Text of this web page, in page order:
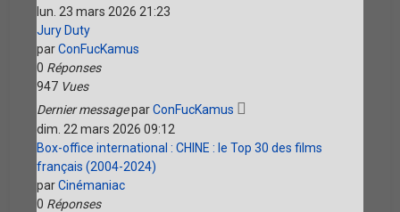
lun. 23 mars 2026 21:23
Jury Duty
parConFucKamus
0 Réponses
947 Vues
Dernier messageparConFucKamus
dim. 22 mars 2026 09:12
Box-office international : CHINE : le Top 30 des films
français (2004-2024)
parCinémaniac
0 Réponses